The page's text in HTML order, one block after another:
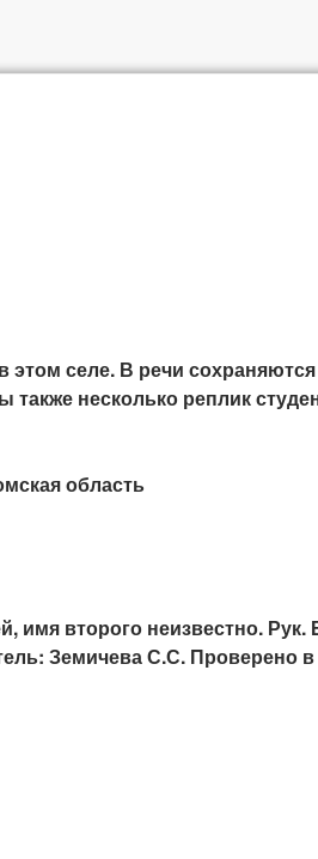
селе. В речи
также несколько реплик
область
имя второго неизвестно. Рук.
Земичева С.С. Проверено в